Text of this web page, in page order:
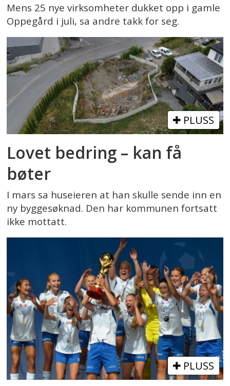
Mens 25 nye virksomheter dukket opp i gamle
Oppegård i juli, sa andre takk for seg.
PLUSS
Lovet bedring – kan få
bøter
I mars sa huseieren at han skulle sende inn en
ny byggesøknad. Den har kommunen fortsatt
ikke mottatt.
PLUSS